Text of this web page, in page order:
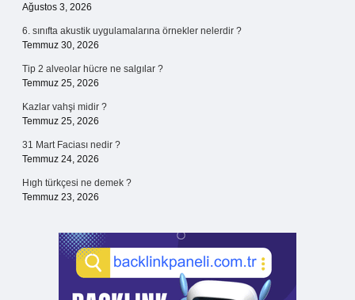
Ağustos 3, 2026
6. sınıfta akustik uygulamalarına örnekler nelerdir ?
Temmuz 30, 2026
Tip 2 alveolar hücre ne salgılar ?
Temmuz 25, 2026
Kazlar vahşi midir ?
Temmuz 25, 2026
31 Mart Faciası nedir ?
Temmuz 24, 2026
Hıgh türkçesi ne demek ?
Temmuz 23, 2026